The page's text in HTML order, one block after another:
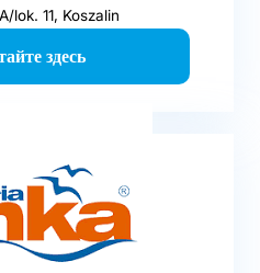
lok. 11, Koszalin
здесь